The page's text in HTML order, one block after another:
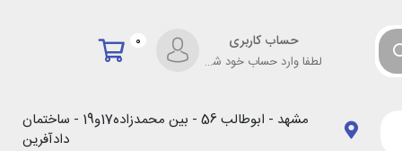
حساب کاربری
لطفا وارد حساب خود شوید!
0
مشهد - ابوطالب 56 - بین محمدزاده17و19 - ساختمان
دادآفرین